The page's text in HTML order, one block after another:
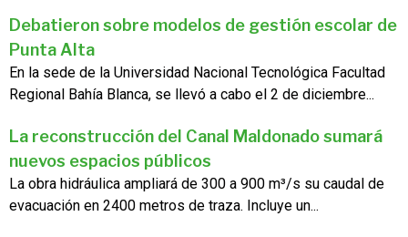
Debatieron sobre modelos de gestión escolar de
Punta Alta
En la sede de la Universidad Nacional Tecnológica Facultad
Regional Bahía Blanca, se llevó a cabo el 2 de diciembre...
La reconstrucción del Canal Maldonado sumará
nuevos espacios públicos
La obra hidráulica ampliará de 300 a 900 m³/s su caudal de
evacuación en 2400 metros de traza. Incluye un...